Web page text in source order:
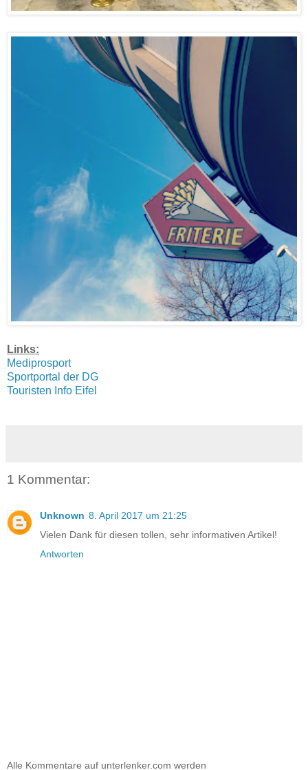
Links:
Mediprosport
Sportportal der DG
Touristen Info Eifel
1 Kommentar:
Unknown 8. April 2017 um 21:25
Vielen Dank für diesen tollen, sehr informativen Artikel!
Antworten
Alle Kommentare auf unterlenker.com werden